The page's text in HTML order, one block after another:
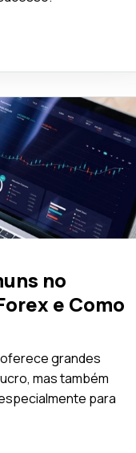
no
e Como
grandes
mas também
para